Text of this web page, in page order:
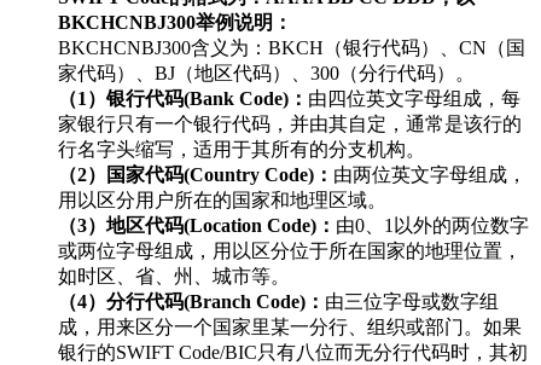
BKCHCNBJ300举例说明：
BKCHCNBJ300含义为：BKCH（银行代码）、CN（国
家代码）、BJ（地区代码）、300（分行代码）。
（1）银行代码(Bank Code)： 由四位英文字母组成，每
家银行只有一个银行代码，并由其自定，通常是该行的
行名字头缩写，适用于其所有的分支机构。
（2）国家代码(Country Code)： 由两位英文字母组成，
用以区分用户所在的国家和地理区域。
（3）地区代码(Location Code)： 由0、1以外的两位数字
或两位字母组成，用以区分位于所在国家的地理位置，
如时区、省、州、城市等。
（4）分行代码(Branch Code)： 由三位字母或数字组
成，用来区分一个国家里某一分行、组织或部门。如果
银行的SWIFT Code/BIC只有八位而无分行代码时，其初